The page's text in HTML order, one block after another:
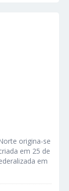
origina-se
em 25 de
em